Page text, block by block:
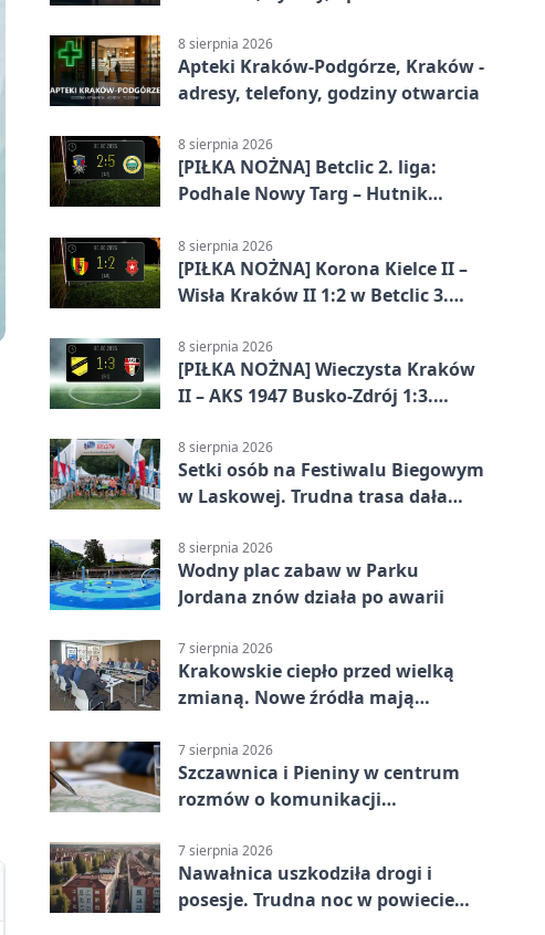
8 sierpnia 2026
Apteki Kraków-Podgórze, Kraków -
adresy, telefony, godziny otwarcia
8 sierpnia 2026
[PIŁKA NOŻNA] Betclic 2. liga:
Podhale Nowy Targ – Hutnik
efektownym zwycięstwem
8 sierpnia 2026
[PIŁKA NOŻNA] Korona Kielce II –
Wisła Kraków II 1:2 w Betclic 3.
odwróciła losy meczu
8 sierpnia 2026
[PIŁKA NOŻNA] Wieczysta Kraków
II – AKS 1947 Busko-Zdrój 1:3.
Liga Grupa 4 (Grupa IV)
8 sierpnia 2026
Setki osób na Festiwalu Biegowym
w Laskowej. Trudna trasa dała
8 sierpnia 2026
Wodny plac zabaw w Parku
Jordana znów działa po awarii
7 sierpnia 2026
Krakowskie ciepło przed wielką
zmianą. Nowe źródła mają
7 sierpnia 2026
Szczawnica i Pieniny w centrum
rozmów o komunikacji
7 sierpnia 2026
Nawałnica uszkodziła drogi i
posesje. Trudna noc w powiecie